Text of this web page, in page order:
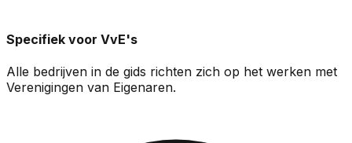
Specifiek voor VvE's
Alle bedrijven in de gids richten zich op het werken met
Verenigingen van Eigenaren.